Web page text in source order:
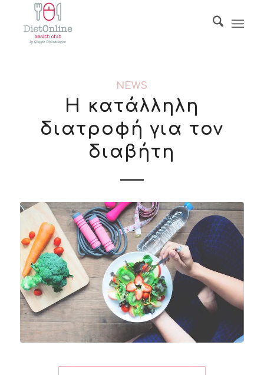
NEWS
Η κατάλληλη
διατροφή για τον
διαβήτη